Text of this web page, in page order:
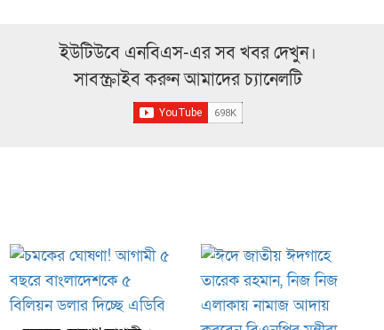
ইউটিউবে এনবিএস-এর সব খবর দেখুন।
সাবস্ক্রাইব করুন আমাদের চ্যানেলটি